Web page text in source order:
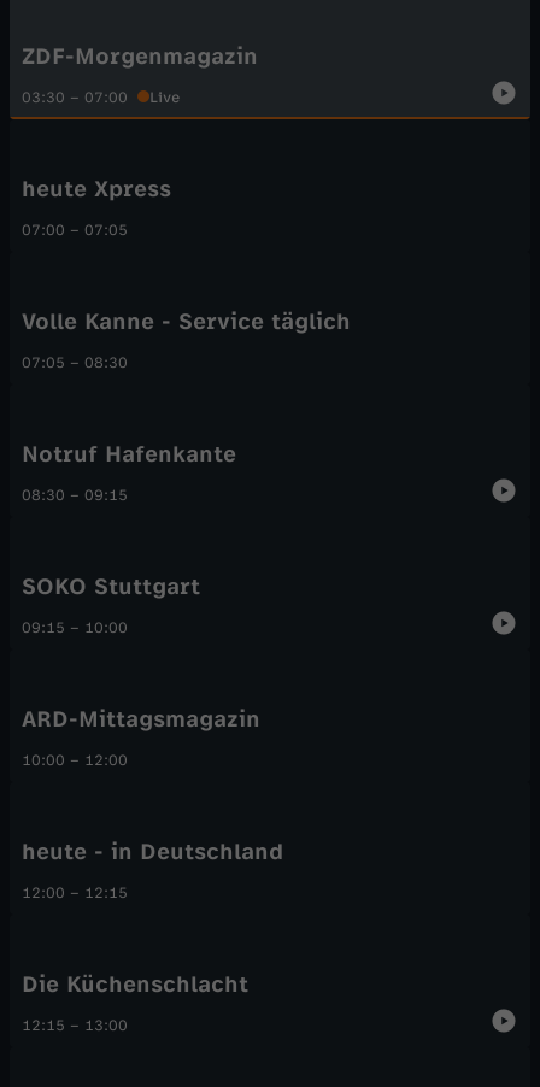
z
i
n
ZDF-Morgenmagazin
03:30 – 07:00 Live
heute Xpress
07:00 – 07:05
Volle Kanne - Service täglich
07:05 – 08:30
Notruf Hafenkante
08:30 – 09:15
SOKO Stuttgart
09:15 – 10:00
ARD-Mittagsmagazin
10:00 – 12:00
heute - in Deutschland
12:00 – 12:15
Die Küchenschlacht
12:15 – 13:00